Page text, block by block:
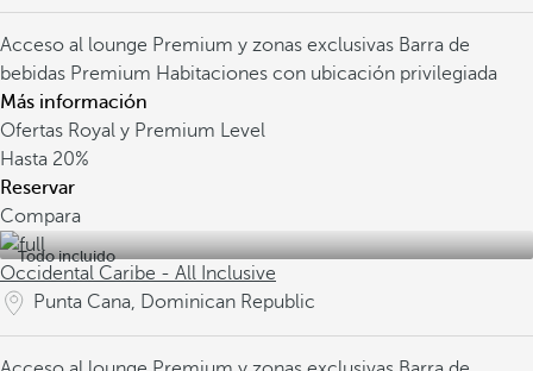
Acceso al lounge Premium y zonas exclusivas Barra de
bebidas Premium Habitaciones con ubicación privilegiada
Más información
Ofertas Royal y Premium Level
Hasta 20%
Reservar
Compara
Todo incluido
Occidental Caribe - All Inclusive
Punta Cana, Dominican Republic